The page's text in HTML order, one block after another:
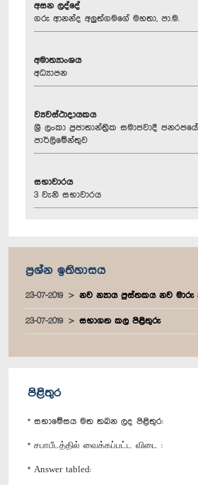
අසන ලද්දේ
ගරු ආනන්ද අලුත්ගමගේ මහතා, පා.ම.
අමාත්‍යාංශය
අධ්‍යාපන
ව්‍යවස්ථාදායකය
ශ්‍රී ලංකා ප්‍රජාතාන්ත්‍රික සමාජවාදී
පාර්ලිමේන්තුව
සභාවාරය
3 වැනි සභාවාරය
ප්‍රශ්න ඉතිහාසය
23-07-2019 නව න්‍යාය පුස්තකය නව මාරු
23-07-2019 සභාගත කල පිළිතුරු
පිළිතුර
* සභාමේසය මත තබන ලද පිළිතුර:
* சபாபீடத்தில் வைக்கப்பட்ட விடை :
* Answer tabled: